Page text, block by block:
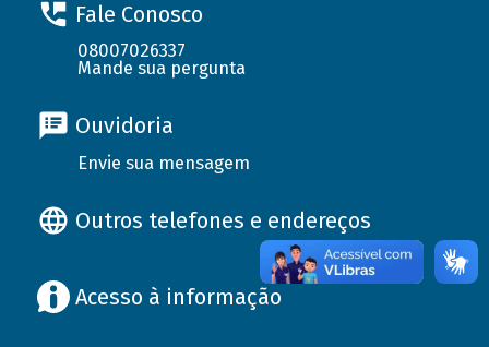
Fale Conosco
08007026337
Mande sua pergunta
Ouvidoria
Envie sua mensagem
Outros telefones e endereços
Acesso à informação